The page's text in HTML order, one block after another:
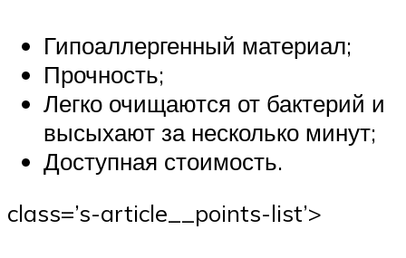
Гипоаллергенный материал;
Прочность;
Легко очищаются от бактерий и
высыхают за несколько минут;
Доступная стоимость.
class=’s-article__points-list’>